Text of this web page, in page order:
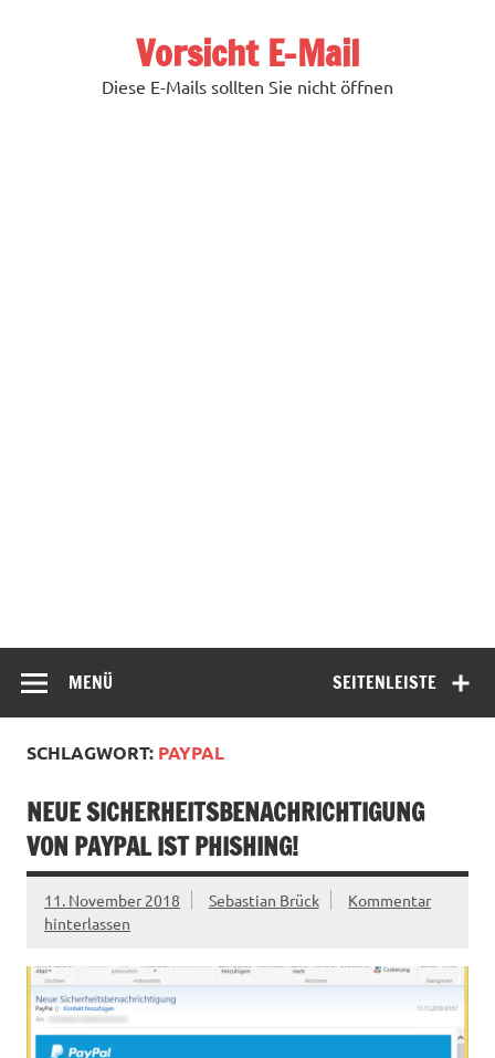
Vorsicht E-Mail
Diese E-Mails sollten Sie nicht öffnen
SEITENLEISTE
MENÜ
SCHLAGWORT: PAYPAL
NEUE SICHERHEITSBENACHRICHTIGUNG
VON PAYPAL IST PHISHING!
11. November 2018 Sebastian Brück
Kommentar
hinterlassen